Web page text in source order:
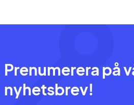
Prenumerera på
nyhetsbrev!